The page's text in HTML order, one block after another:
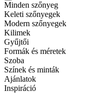
Minden szőnyeg
Keleti szőnyegek
Modern szőnyegek
Kilimek
Gyűjtői
Formák és méretek
Szoba
Színek és minták
Ajánlatok
Inspiráció